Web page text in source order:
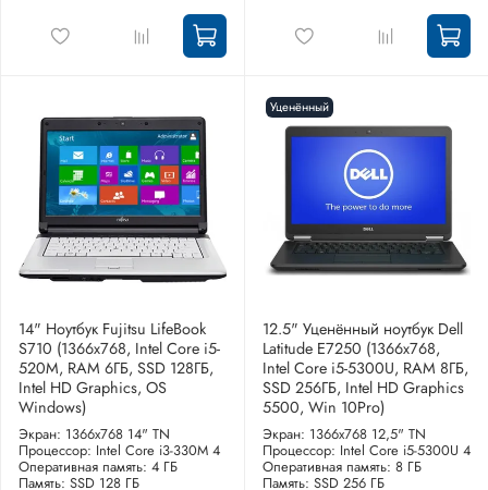
14" Ноутбук Fujitsu LifeBook
S710 (1366x768, Intel Core i5-
520M, RAM 6ГБ, SSD 128ГБ,
Intel HD Graphics, OS
Windows)
Экран: 1366x768 14" TN
Процессор: Intel Core i3-330M 4
Оперативная память: 4 ГБ
Память: SSD 128 ГБ
Уценённый
12.5" Уценённый ноутбук Dell
Latitude E7250 (1366x768,
Intel Core i5-5300U, RAM 8ГБ,
SSD 256ГБ, Intel HD Graphics
5500, Win 10Pro)
Экран: 1366x768 12,5" TN
Процессор: Intel Core i5-5300U 4
Оперативная память: 8 ГБ
Память: SSD 256 ГБ